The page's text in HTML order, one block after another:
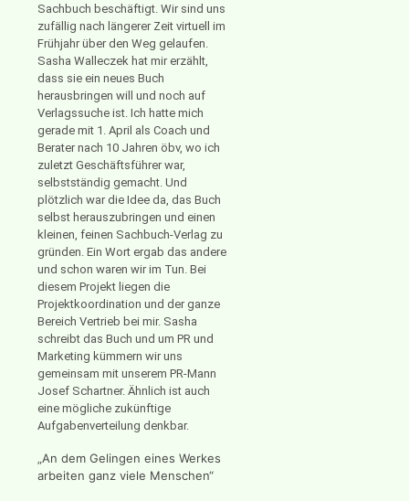
Sachbuch beschäftigt. Wir sind uns
zufällig nach längerer Zeit virtuell im
Frühjahr über den Weg gelaufen.
Sasha Walleczek hat mir erzählt,
dass sie ein neues Buch
herausbringen will und noch auf
Verlagssuche ist. Ich hatte mich
gerade mit 1. April als Coach und
Berater nach 10 Jahren öbv, wo ich
zuletzt Geschäftsführer war,
selbstständig gemacht. Und
plötzlich war die Idee da, das Buch
selbst herauszubringen und einen
kleinen, feinen Sachbuch-Verlag zu
gründen. Ein Wort ergab das andere
und schon waren wir im Tun. Bei
diesem Projekt liegen die
Projektkoordination und der ganze
Bereich Vertrieb bei mir. Sasha
schreibt das Buch und um PR und
Marketing kümmern wir uns
gemeinsam mit unserem PR-Mann
Josef Schartner. Ähnlich ist auch
eine mögliche zukünftige
Aufgabenverteilung denkbar.
„An dem Gelingen eines Werkes
arbeiten ganz viele Menschen“